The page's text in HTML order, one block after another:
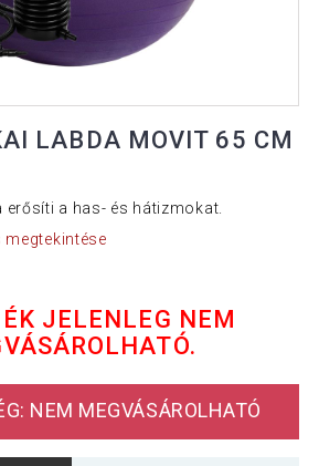
LABDA MOVIT 65 CM
erősíti a has- és hátizmokat.
megtekintése
JELENLEG NEM
NEM MEGVÁSÁROLHATÓ